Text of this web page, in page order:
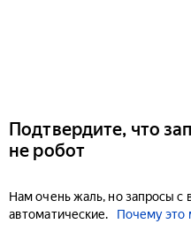
Подтвердите, что
не робот
Нам очень жаль, но запросы с
автоматические.
Почему это